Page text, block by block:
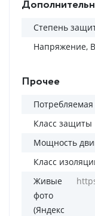
Степень
Напряжение, В
Прочее
Класс защиты
Мощность
Класс
Живые
фото
(Яндекс